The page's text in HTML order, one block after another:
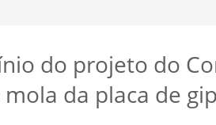
do projeto do
da placa de